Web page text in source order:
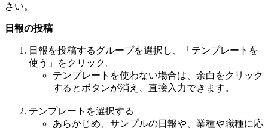
さい。
日報の投稿
日報を投稿するグループを選択し、「テンプレートを
使う」をクリック。
テンプレートを使わない場合は、余白をクリック
するとボタンが消え、直接入力できます。
テンプレートを選択する
あらかじめ、サンプルの日報や、業種や職種に応